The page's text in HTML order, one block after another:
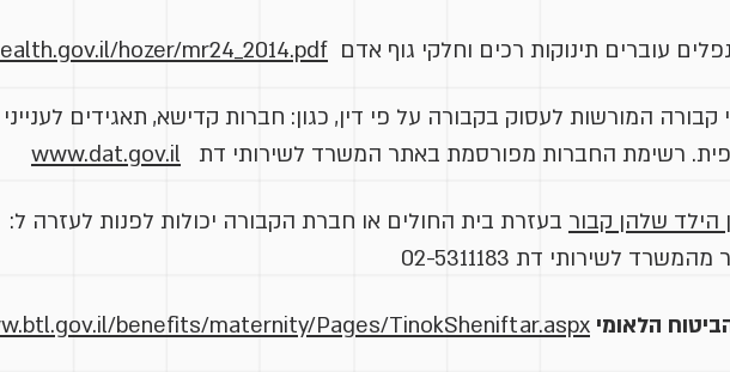
עוברים תינוקות רכים וחלקי גוף אדם hozer/mr24_2014.pdf
קבורה המורשות לעסוק בקבורה על פי דין, כגון: חברות קדישא, תאגידים
רשימת החברות מפורסמת באתר המשרד לשירותי דת
www.dat.gov.il
הילד שלהן קבור בעזרת בית החולים או חברת הקבורה יכולות לפנות לעזרה ל:
לשירותי דת 02-5311183
הלאומי benefits/maternity/Pages/TinokSheniftar.aspx